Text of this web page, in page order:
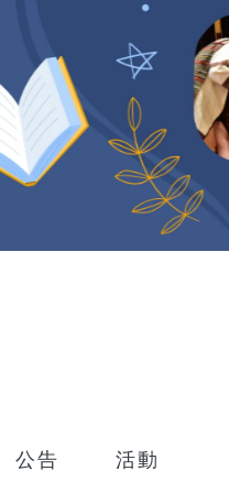
公告 活動